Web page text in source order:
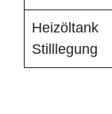
Heizöltank
Stilllegung